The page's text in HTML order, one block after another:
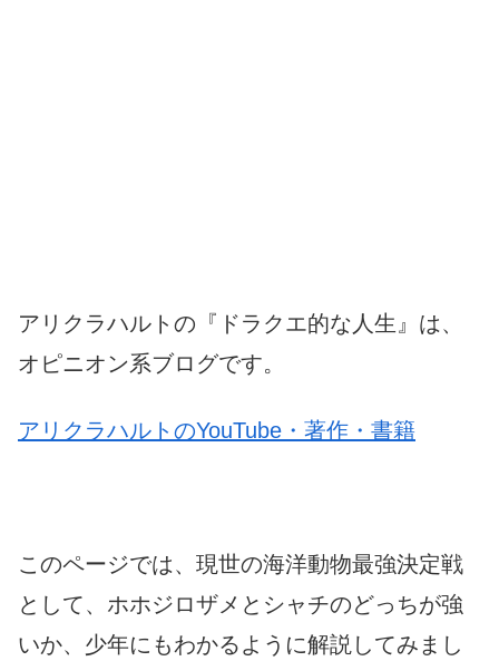
アリクラハルトの『ドラクエ的な人生』は、
オピニオン系ブログです。
アリクラハルトのYouTube・著作・書籍
このページでは、現世の海洋動物最強決定戦
として、ホホジロザメとシャチのどっちが強
いか、少年にもわかるように解説してみまし